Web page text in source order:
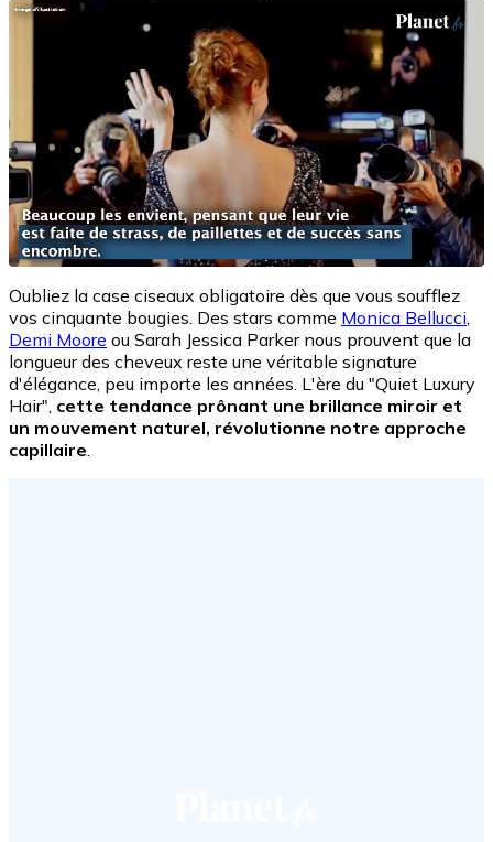
Oubliez la case ciseaux obligatoire dès que vous soufflez
vos cinquante bougies. Des stars comme Monica Bellucci
Demi Moore ou Sarah Jessica Parker nous prouvent que la
longueur des cheveux reste une véritable signature
d'élégance, peu importe les années. L'ère du "Quiet Luxury
Hair", cette tendance prônant une brillance miroir et
un mouvement naturel, révolutionne notre approche
capillaire